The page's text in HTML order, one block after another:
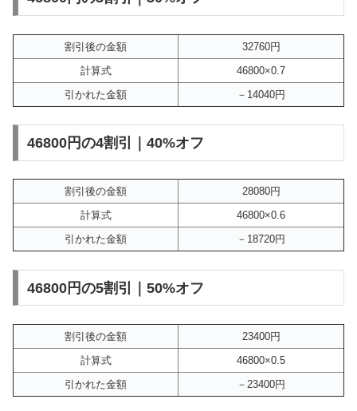
割引後の金額
32760円
計算式
46800×0.7
引かれた金額
－14040円
46800円の4割引｜40%オフ
割引後の金額
28080円
計算式
46800×0.6
引かれた金額
－18720円
46800円の5割引｜50%オフ
割引後の金額
23400円
計算式
46800×0.5
引かれた金額
－23400円